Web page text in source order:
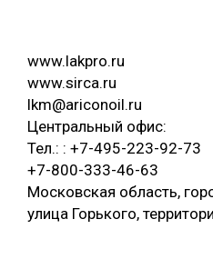
www.lakpro.ru
www.sirca.ru
lkm@ariconoil.ru
Центральный офис:
Тел.: : +7-495-223-92-73
+7-800-333-46-63
Московская область,
улица Горького,